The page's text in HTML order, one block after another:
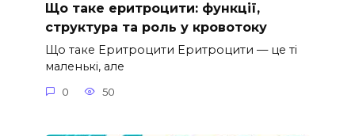
Що таке еритроцити: функції,
структура та роль у кровотоку
Що таке Еритроцити Еритроцити — це ті
маленькі, але
0 50